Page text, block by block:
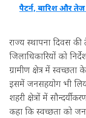
पैटर्न, बारिश और
राज्य स्थापना दिवस
जिलाधिकारियों को
ग्रामीण क्षेत्र में
इसमें जनसहयोग भी
शहरी क्षेत्रों में
कहा कि स्वच्छता को